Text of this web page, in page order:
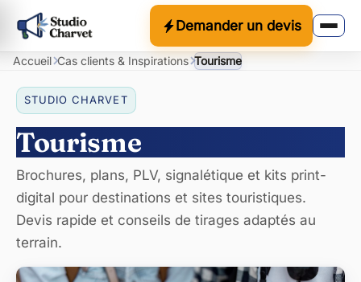
Demander un devis
Accueil Cas clients & Inspirations Tourisme
STUDIO CHARVET
Tourisme
Brochures, plans, PLV, signalétique et kits print-
digital pour destinations et sites touristiques.
Devis rapide et conseils de tirages adaptés au
terrain.